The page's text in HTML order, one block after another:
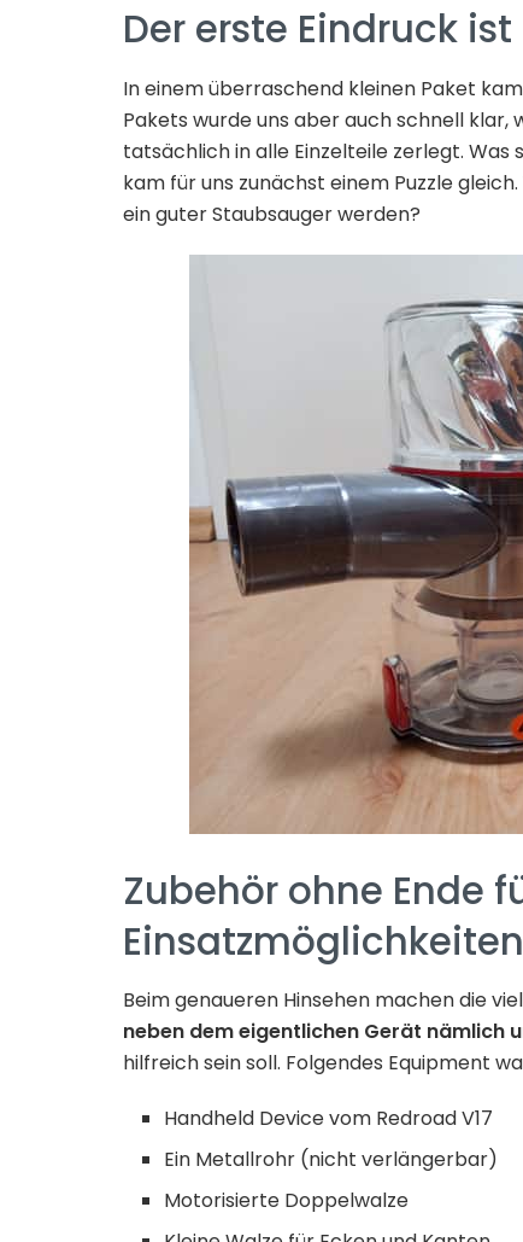
Der erste Eindruck
In einem überraschend kleinen Paket
Pakets wurde uns aber auch schnell klar,
tatsächlich in alle Einzelteile zerlegt.
kam für uns zunächst einem Puzzle
ein guter Staubsauger werden?
Zubehör ohne Ende
Einsatzmöglichkeiten
Beim genaueren Hinsehen machen die
neben dem eigentlichen Gerät nämlich
hilfreich sein soll. Folgendes Equipment
Handheld Device vom Redroad V17
Ein Metallrohr (nicht verlängerbar)
Motorisierte Doppelwalze